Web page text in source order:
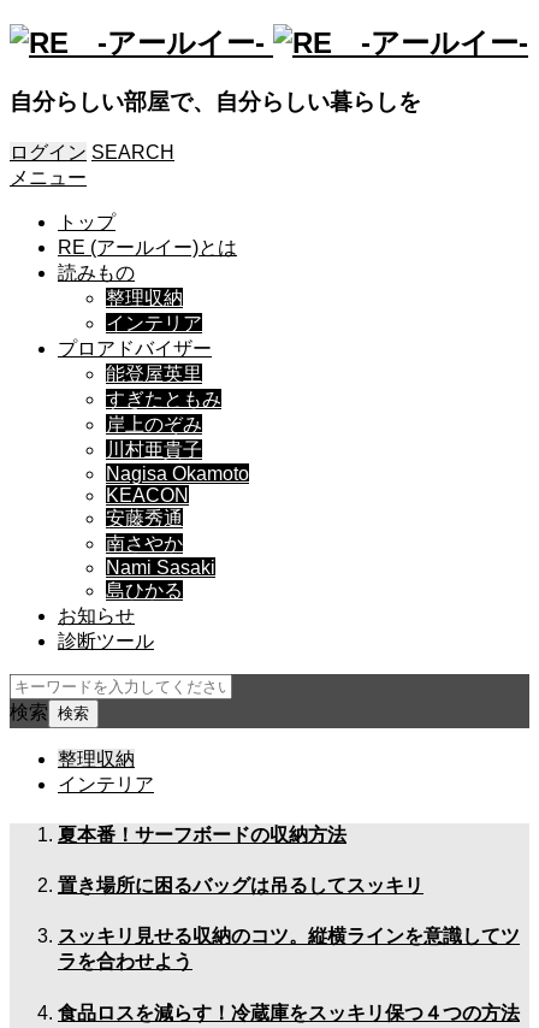
自分らしい部屋で、自分らしい暮らしを
ログイン SEARCH
メニュー
トップ
RE (アールイー)とは
読みもの
整理収納
インテリア
プロアドバイザー
能登屋英里
すぎたともみ
岸上のぞみ
川村亜貴子
Nagisa Okamoto
KEACON
安藤秀通
南さやか
Nami Sasaki
島ひかる
お知らせ
診断ツール
検索
整理収納
インテリア
夏本番！サーフボードの収納方法
置き場所に困るバッグは吊るしてスッキリ
スッキリ見せる収納のコツ。縦横ラインを意識してツ
ラを合わせよう
食品ロスを減らす！冷蔵庫をスッキリ保つ４つの方法